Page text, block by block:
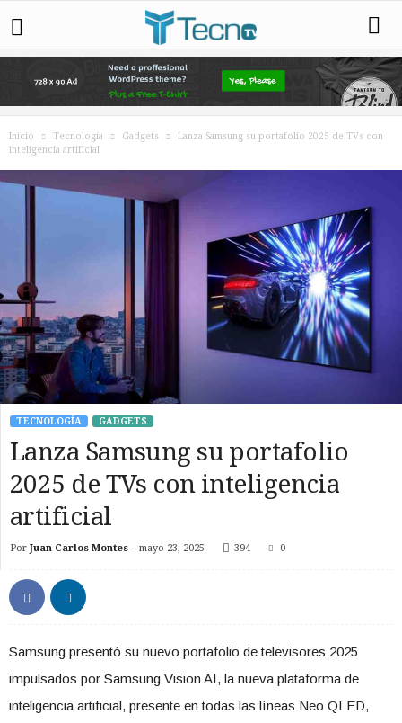
Inicio Tecnología Gadgets
Lanza Samsung su portafolio 2025 de TVs con
inteligencia artificial
TECNOLOGÍA GADGETS
Lanza Samsung su portafolio
2025 de TVs con inteligencia
artificial
Por Juan Carlos Montes - mayo 23, 2025 394 0
Samsung presentó su nuevo portafolio de televisores 2025
impulsados por Samsung Vision AI, la nueva plataforma de
inteligencia artificial, presente en todas las líneas Neo QLED,